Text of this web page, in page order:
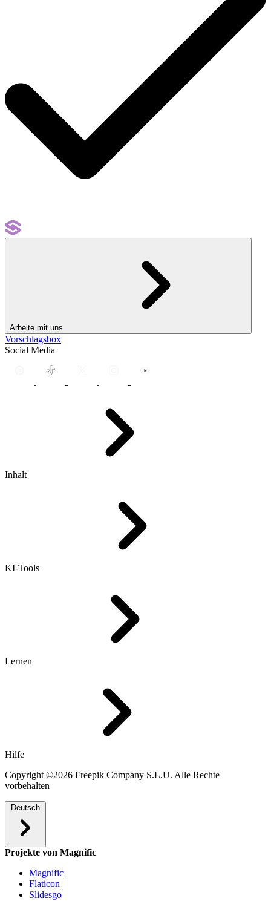
Arbeite mit uns
Vorschlagsbox
Social Media
Inhalt
KI-Tools
Lernen
Hilfe
Copyright ©2026 Freepik Company S.L.U. Alle Rechte
vorbehalten
Deutsch
Projekte von Magnific
Magnific
Flaticon
Slidesgo